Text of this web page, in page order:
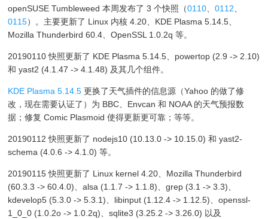
openSUSE Tumbleweed 本周发布了 3 个快照（0110、0112、
0115）。主要更新了 Linux 内核 4.20、KDE Plasma 5.14.5、
Mozilla Thunderbird 60.4、OpenSSL 1.0.2q 等。
20190110 快照更新了 KDE Plasma 5.14.5、powertop (2.9 -> 2.10)
和 yast2 (4.1.47 -> 4.1.48) 及其几个组件。
KDE Plasma 5.14.5 更换了天气插件的信息源（Yahoo 的做了修
改，现在需要认证了）为 BBC、Envcan 和 NOAA 的天气预报数
据；修复 Comic Plasmoid 使得更新更可靠；等等。
20190112 快照更新了 nodejs10 (10.13.0 -> 10.15.0) 和 yast2-
schema (4.0.6 -> 4.1.0) 等。
20190115 快照更新了 Linux kernel 4.20、Mozilla Thunderbird
(60.3.3 -> 60.4.0)、alsa (1.1.7 -> 1.1.8)、grep (3.1 -> 3.3)、
kdevelop5 (5.3.0 -> 5.3.1)、libinput (1.12.4 -> 1.12.5)、openssl-
1_0_0 (1.0.2o -> 1.0.2q)、sqlite3 (3.25.2 -> 3.26.0) 以及